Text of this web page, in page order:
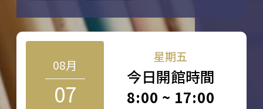
08月
07
星期五
今日開館時間
8:00 ~ 17:00